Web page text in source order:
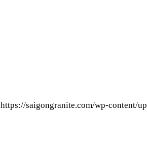
https://saigongranite.com/wp-content/